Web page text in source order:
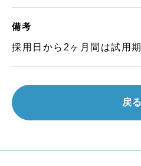
備考
採用日から2ヶ月間は試用
戻る